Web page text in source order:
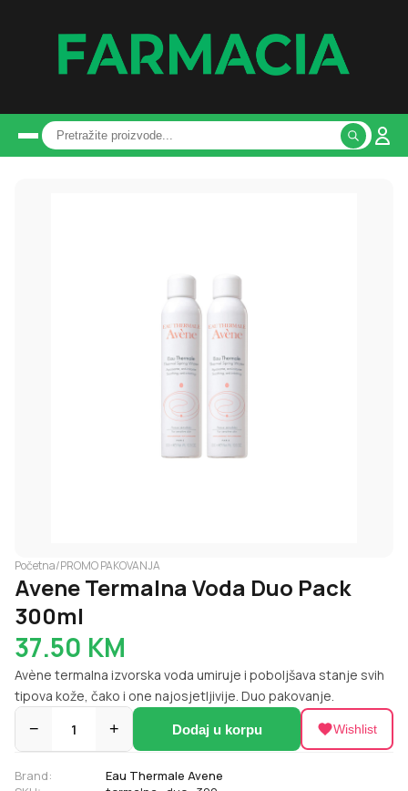
Početna/PROMO PAKOVANJA
Avene Termalna Voda Duo Pack
300ml
37.50 KM
Avène termalna izvorska voda umiruje i poboljšava stanje svih
tipova kože, čako i one najosjetljivije. Duo pakovanje.
− 1 + Dodaj u korpu Wishlist
Brand:
Eau Thermale Avene